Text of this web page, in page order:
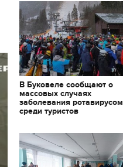
В Буковеле сообщают о
массовых случаях
заболевания ротавирусом
среди туристов